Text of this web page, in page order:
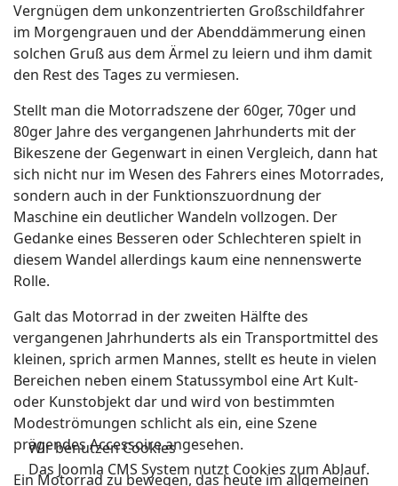
Vergnügen dem unkonzentrierten Großschildfahrer
im Morgengrauen und der Abenddämmerung einen
solchen Gruß aus dem Ärmel zu leiern und ihm damit
den Rest des Tages zu vermiesen.
Stellt man die Motorradszene der 60ger, 70ger und
80ger Jahre des vergangenen Jahrhunderts mit der
Bikeszene der Gegenwart in einen Vergleich, dann hat
sich nicht nur im Wesen des Fahrers eines Motorrades,
sondern auch in der Funktionszuordnung der
Maschine ein deutlicher Wandeln vollzogen. Der
Gedanke eines Besseren oder Schlechteren spielt in
diesem Wandel allerdings kaum eine nennenswerte
Rolle.
Galt das Motorrad in der zweiten Hälfte des
vergangenen Jahrhunderts als ein Transportmittel des
kleinen, sprich armen Mannes, stellt es heute in vielen
Bereichen neben einem Statussymbol eine Art Kult-
oder Kunstobjekt dar und wird von bestimmten
Modeströmungen schlicht als ein, eine Szene
prägendes Accessoire angesehen.
Ein Motorrad zu bewegen, das heute im allgemeinen
Wir benutzen Cookies
Das Joomla CMS System nutzt Cookies zum Ablauf.